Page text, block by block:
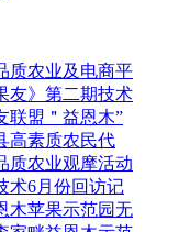
质农业及电商平
友》第二期技术
联盟＂益恩木”
高素质农民代
质农业观摩活动
术6月份回访记
木苹果示范园无